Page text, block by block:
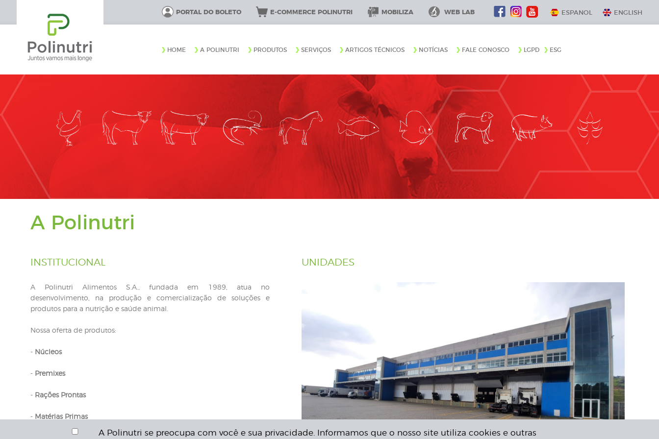
A Polinutri se preocupa com você e sua privacidade. Informamos que o nosso site utiliza cookies e outras
PORTAL DO BOLETO E-COMMERCE POLINUTRI MOBILIZA WEB LAB ESPANOL ENGLISH
HOME A POLINUTRI PRODUTOS SERVIÇOS ARTIGOS TÉCNICOS NOTÍCIAS FALE CONOSCO LGPD ESG
A Polinutri
INSTITUCIONAL
A Polinutri Alimentos S.A., fundada em 1989, atua no
desenvolvimento, na produção e comercialização de soluções e
produtos para a nutrição e saúde animal.
Nossa oferta de produtos:
- Núcleos
- Premixes
- Rações Prontas
- Matérias Primas
UNIDADES